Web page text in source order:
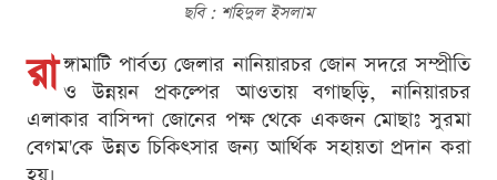
ছবি : শ‌হিদুল ইসলাম
রা ঙ্গামাটি পার্বত্য জেলার নানিয়ারচর জোন সদরে সম্প্রীতি
ও উন্নয়ন প্রকল্পের আওতায় বগাছড়ি, নানিয়ারচর
এলাকার বাসিন্দা জোনের পক্ষ থেকে একজন মোছাঃ সুরমা
বেগম'কে উন্নত চিকিৎসার জন্য আর্থিক সহায়তা প্রদান করা